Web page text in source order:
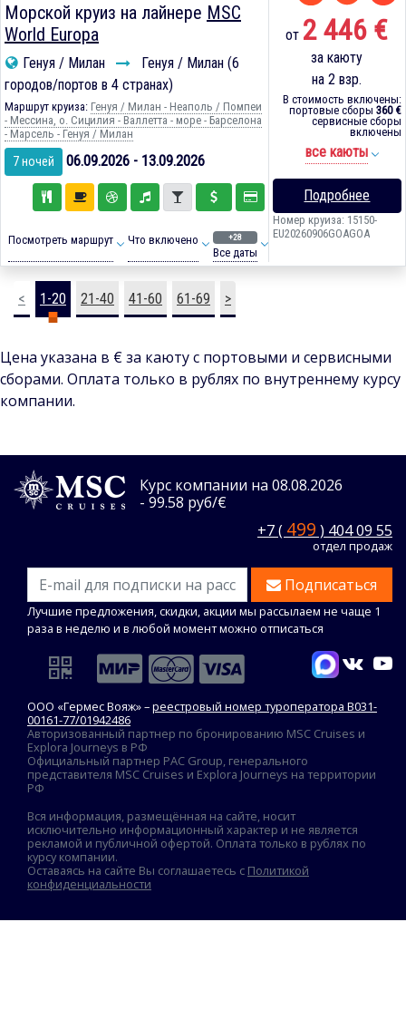
Морской круиз на лайнере MSC
World Europa
Генуя / Милан
Генуя / Милан (6
городов/портов в 4 странах)
Маршрут круиза: Генуя / Милан - Неаполь / Помпеи
- Мессина, о. Сицилия - Валлетта - море - Барселона
- Марсель - Генуя / Милан
7 ночей 06.09.2026 - 13.09.2026
Посмотреть маршрут Что включено +28
Все даты
от 2 446 €
за каюту
на 2 взр.
В стоимость включены:
портовые сборы 360 €
сервисные сборы
включены
все каюты
Подробнее
Номер круиза: 15150-
EU20260906GOAGOA
< 1-20 21-40 41-60 61-69 >
Цена указана в € за каюту с портовыми и сервисными
сборами. Оплата только в рублях по внутреннему курсу
компании.
Курс компании на 08.08.2026
- 99.58 руб/€
+7 ( 499 ) 404 09 55
отдел продаж
Подписаться
Лучшие предложения, скидки, акции мы рассылаем не чаще 1
раза в неделю и в любой момент можно отписаться
ООО «Гермес Вояж» –реестровый номер туроператора В031-
00161-77/01942486
Авторизованный партнер по бронированию MSC Cruises и
Explora Journeys в РФ
Официальный партнер PAC Group, генерального
представителя MSC Cruises и Explora Journeys на территории
РФ
Вся информация, размещённая на сайте, носит
исключительно информационный характер и не является
рекламой и публичной офертой. Оплата только в рублях по
курсу компании.
Оставаясь на сайте Вы соглашаетесь с Политикой
конфиденциальности